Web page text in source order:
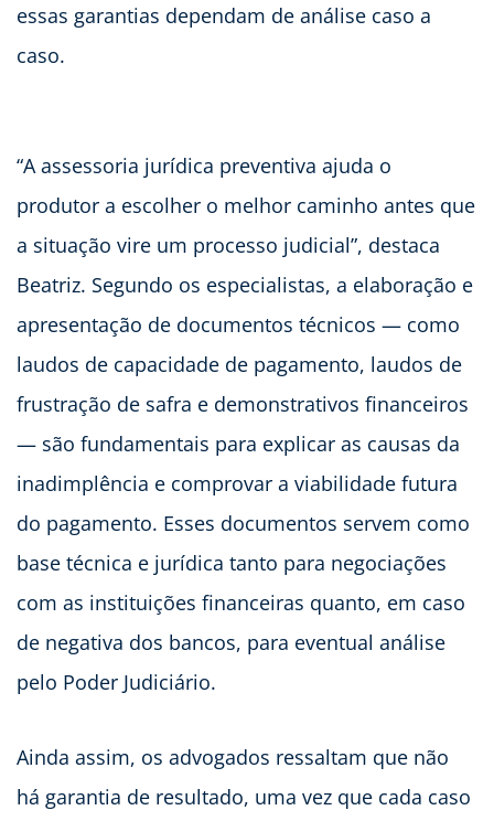
essas garantias dependam de análise caso a
caso.
“A assessoria jurídica preventiva ajuda o
produtor a escolher o melhor caminho antes que
a situação vire um processo judicial”, destaca
Beatriz. Segundo os especialistas, a elaboração e
apresentação de documentos técnicos — como
laudos de capacidade de pagamento, laudos de
frustração de safra e demonstrativos financeiros
— são fundamentais para explicar as causas da
inadimplência e comprovar a viabilidade futura
do pagamento. Esses documentos servem como
base técnica e jurídica tanto para negociações
com as instituições financeiras quanto, em caso
de negativa dos bancos, para eventual análise
pelo Poder Judiciário.
Ainda assim, os advogados ressaltam que não
há garantia de resultado, uma vez que cada caso